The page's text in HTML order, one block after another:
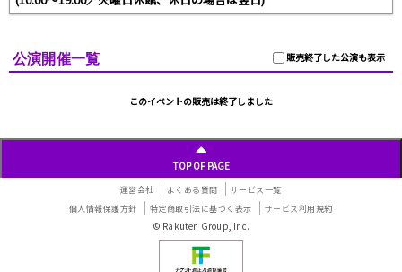
販売終了した公演も表示
公演開催一覧
このイベントの販売は終了しました
TOP OF PAGE
運営会社 よくある質問
サービス一覧
個人情報保護方針
特定商取引法に基づく表示 サービス利用規約
© Rakuten Group, Inc.